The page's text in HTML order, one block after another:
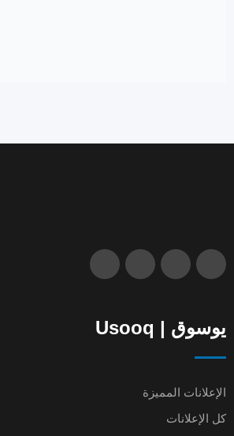
يوسوق | Usooq
الإعلانات المميزة
كل الإعلانات